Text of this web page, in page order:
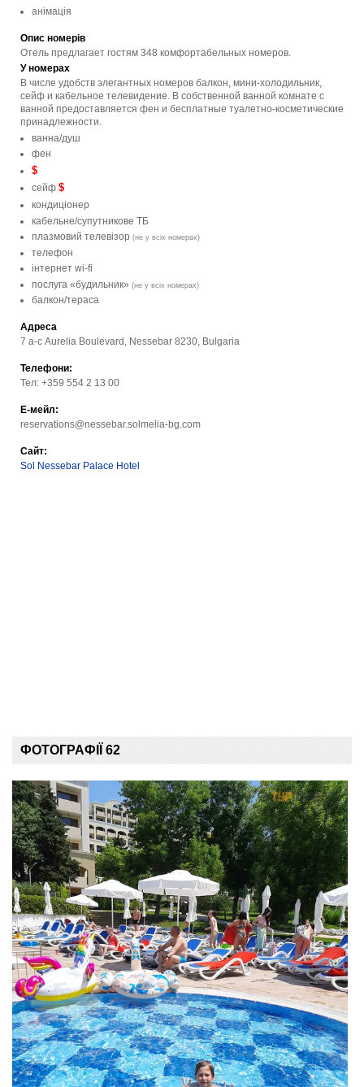
анімація
Опис номерів
Отель предлагает гостям 348 комфортабельных номеров.
У номерах
В числе удобств элегантных номеров балкон, мини-холодильник,
сейф и кабельное телевидение. В собственной ванной комнате с ​​
ванной предоставляется фен и бесплатные туалетно-косметические
принадлежности.
ванна/душ
фен
$
сейф $
кондиціонер
кабельне/супутникове ТБ
плазмовий телевізор (не у всіх номерах)
телефон
інтернет wi-fi
послуга «будильник» (не у всіх номерах)
балкон/тераса
Адреса
7 a-c Aurelia Boulevard, Nessebar 8230, Bulgaria
Телефони:
Тел: +359 554 2 13 00
Е-мейл:
reservations@nessebar.solmelia-bg.com
Сайт:
Sol Nessebar Palace Hotel
ФОТОГРАФІЇ 62